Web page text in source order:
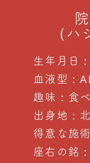
（
生年月日
血液型：
趣味：食
出身地：
得意な施
座右の銘